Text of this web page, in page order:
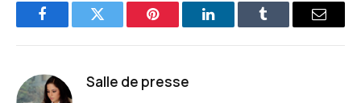
FacebookTwitter Pinterest LinkedInTumblr
E-
Salle de presse